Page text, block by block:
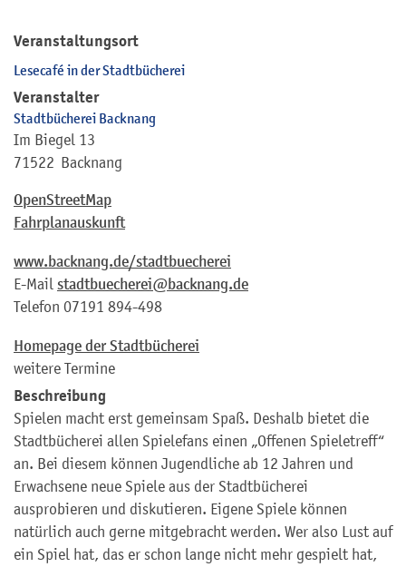
Veranstaltungsort
Lesecafé in der Stadtbücherei
Veranstalter
Stadtbücherei Backnang
Im Biegel 13
71522 Backnang
OpenStreetMap
Fahrplanauskunft
www.backnang.de/stadtbuecherei
E-Mail stadtbuecherei@backnang.de
Telefon 07191 894-498
Homepage der Stadtbücherei
weitere Termine
Beschreibung
Spielen macht erst gemeinsam Spaß. Deshalb bietet die
Stadtbücherei allen Spielefans einen „Offenen Spieletreff“
an. Bei diesem können Jugendliche ab 12 Jahren und
Erwachsene neue Spiele aus der Stadtbücherei
ausprobieren und diskutieren. Eigene Spiele können
natürlich auch gerne mitgebracht werden. Wer also Lust auf
ein Spiel hat, das er schon lange nicht mehr gespielt hat,